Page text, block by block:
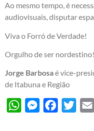
Ao mesmo tempo, é
audiovisuais, disputar
Viva o Forró de Verdade!
Orgulho de ser
Jorge Barbosaé vice-
de Itabuna e Região
WhatsAppMessengerFacebook